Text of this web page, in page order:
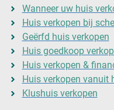
Wanneer uw huis
Huis verkopen bij
Geërfd huis verkopen
Huis goedkoop
Huis verkopen &
Huis verkopen vanuit
Klushuis verkopen